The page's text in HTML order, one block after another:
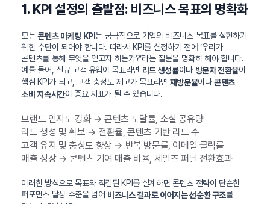
1. KPI 설정의 출발점: 비즈니스 목표의 명확화
모든콘텐츠 마케팅 KPI는 궁극적으로 기업의 비즈니스 목표를 실현하기
위한 수단이 되어야 합니다. 따라서 KPI를 설정하기 전에 ‘우리가
콘텐츠를 통해 무엇을 얻고자 하는가?’라는 질문을 명확히 해야 합니다.
예를 들어, 신규 고객 유입이 목표라면 리드 생성률이나 방문자 전환율이
핵심 KPI가 되고, 고객 충성도 제고가 목표라면 재방문율이나콘텐츠
소비 지속시간이 중요 지표가 될 수 있습니다.
브랜드 인지도 강화 → 콘텐츠 도달률, 소셜 공유량
리드 생성 및 확보 → 전환율, 콘텐츠 기반 리드 수
고객 유지 및 충성도 향상 → 반복 방문률, 이메일 클릭률
매출 성장 → 콘텐츠 기여 매출 비율, 세일즈 퍼널 전환효과
이러한 방식으로 목표와 직결된 KPI를 설계하면 콘텐츠 전략이 단순한
퍼포먼스 달성 수준을 넘어 비즈니스 결과로 이어지는 선순환 구조를